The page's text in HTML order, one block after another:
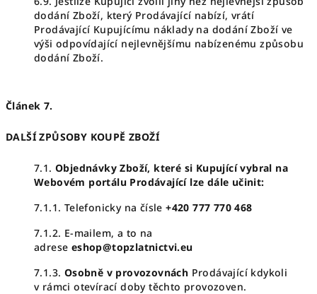
dodání Zboží, který Prodávající nabízí, vrátí
Prodávající Kupujícímu náklady na dodání Zboží ve
výši odpovídající nejlevnějšímu nabízenému způsobu
dodání Zboží.
Článek 7.
DALŠÍ ZPŮSOBY KOUPĚ ZBOŽÍ
7.1. Objednávky Zboží, které si Kupující vybral na
Webovém portálu Prodávající lze dále učinit:
7.1.1. Telefonicky na čísle+420 777 770 468
7.1.2. E-mailem, a to na
adrese eshop@topzlatnictvi.eu
7.1.3. Osobně v provozovnách Prodávající kdykoli
v rámci otevírací doby těchto provozoven.